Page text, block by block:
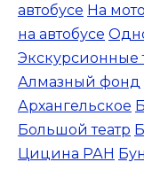
автобусе На
на автобусе
Экскурсионные
Алмазный фонд
Архангельское
Большой театр
Цицина РАН